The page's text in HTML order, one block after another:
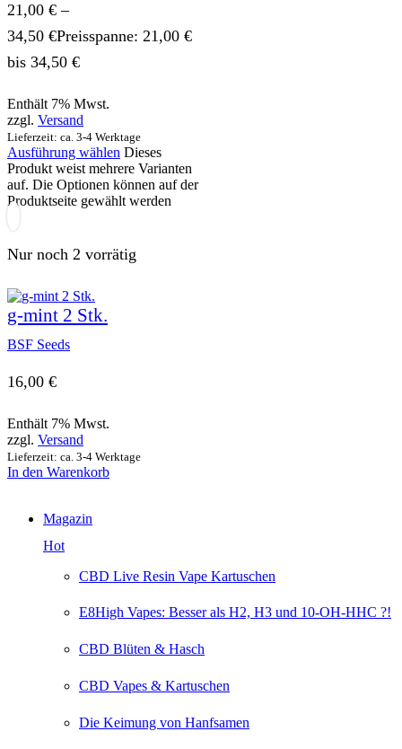
21,00 € –
34,50 €Preisspanne: 21,00 €
bis 34,50 €
Enthält 7% Mwst.
zzgl. Versand
Lieferzeit: ca. 3-4 Werktage
Ausführung wählen Dieses
Produkt weist mehrere Varianten
auf. Die Optionen können auf der
Produktseite gewählt werden
Nur noch 2 vorrätig
g-mint 2 Stk.
BSF Seeds
16,00 €
Enthält 7% Mwst.
zzgl. Versand
Lieferzeit: ca. 3-4 Werktage
In den Warenkorb
Magazin
Hot
CBD Live Resin Vape Kartuschen
E8High Vapes: Besser als H2, H3 und 10-OH-HHC ?!
CBD Blüten & Hasch
CBD Vapes & Kartuschen
Die Keimung von Hanfsamen